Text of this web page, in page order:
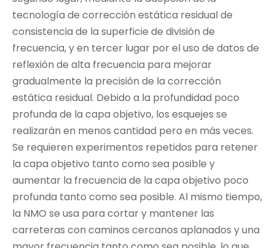
tecnología de corrección estática residual de
consistencia de la superficie de división de
frecuencia, y en tercer lugar por el uso de datos de
reflexión de alta frecuencia para mejorar
gradualmente la precisión de la corrección
estática residual. Debido a la profundidad poco
profunda de la capa objetivo, los esquejes se
realizarán en menos cantidad pero en más veces.
Se requieren experimentos repetidos para retener
la capa objetivo tanto como sea posible y
aumentar la frecuencia de la capa objetivo poco
profunda tanto como sea posible. Al mismo tiempo,
la NMO se usa para cortar y mantener las
carreteras con caminos cercanos aplanados y una